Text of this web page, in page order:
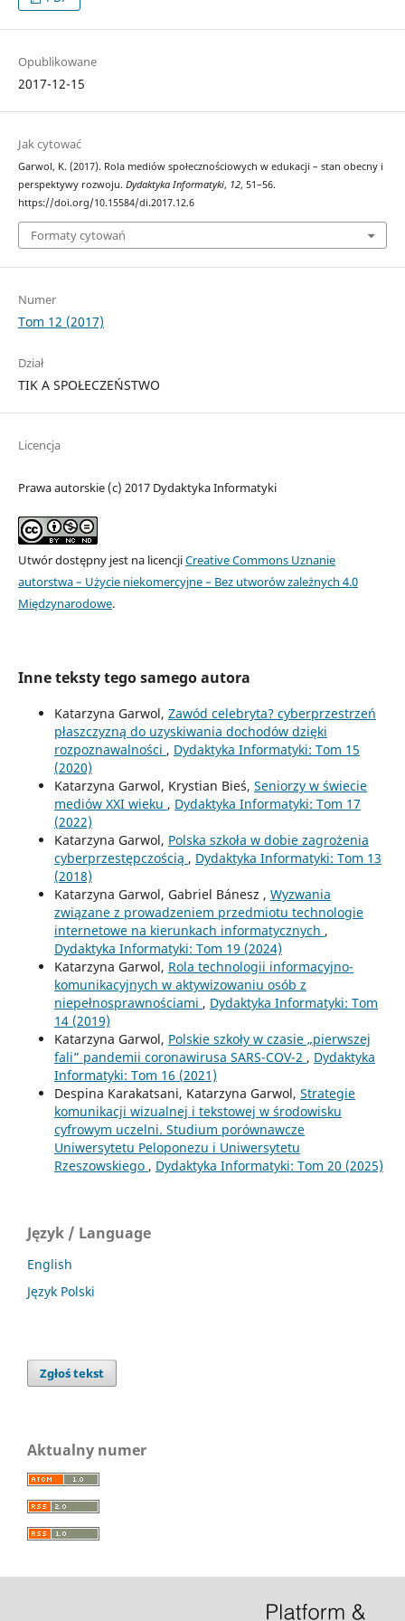
Opublikowane
2017-12-15
Jak cytować
Garwol, K. (2017). Rola mediów społecznościowych w edukacji – stan obecny i
perspektywy rozwoju. Dydaktyka Informatyki, 12, 51–56.
https://doi.org/10.15584/di.2017.12.6
Formaty cytowań
Numer
Tom 12 (2017)
Dział
TIK A SPOŁECZEŃSTWO
Licencja
Prawa autorskie (c) 2017 Dydaktyka Informatyki
Utwór dostępny jest na licencjiCreative Commons Uznanie
autorstwa – Użycie niekomercyjne – Bez utworów zależnych 4.0
Międzynarodowe.
Inne teksty tego samego autora
Katarzyna Garwol, Zawód celebryta? cyberprzestrzeń
płaszczyzną do uzyskiwania dochodów dzięki
rozpoznawalności , Dydaktyka Informatyki: Tom 15
(2020)
Katarzyna Garwol, Krystian Bieś, Seniorzy w świecie
mediów XXI wieku , Dydaktyka Informatyki: Tom 17
(2022)
Katarzyna Garwol, Polska szkoła w dobie zagrożenia
cyberprzestępczością , Dydaktyka Informatyki: Tom 13
(2018)
Katarzyna Garwol, Gabriel Bánesz , Wyzwania
związane z prowadzeniem przedmiotu technologie
internetowe na kierunkach informatycznych ,
Dydaktyka Informatyki: Tom 19 (2024)
Katarzyna Garwol, Rola technologii informacyjno-
komunikacyjnych w aktywizowaniu osób z
niepełnosprawnościami , Dydaktyka Informatyki: Tom
14 (2019)
Katarzyna Garwol, Polskie szkoły w czasie „pierwszej
fali” pandemii coronawirusa SARS-COV-2 , Dydaktyka
Informatyki: Tom 16 (2021)
Despina Karakatsani, Katarzyna Garwol, Strategie
komunikacji wizualnej i tekstowej w środowisku
cyfrowym uczelni. Studium porównawcze
Uniwersytetu Peloponezu i Uniwersytetu
Rzeszowskiego , Dydaktyka Informatyki: Tom 20 (2025)
Język / Language
English
Język Polski
Zgłoś tekst
Aktualny numer